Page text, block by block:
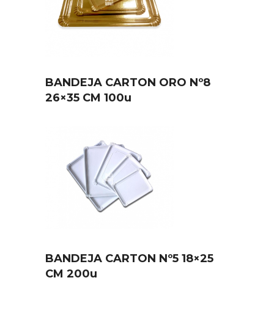
BANDEJA CARTON ORO Nº8
26×35 CM 100u
BANDEJA CARTON Nº5 18×25
CM 200u